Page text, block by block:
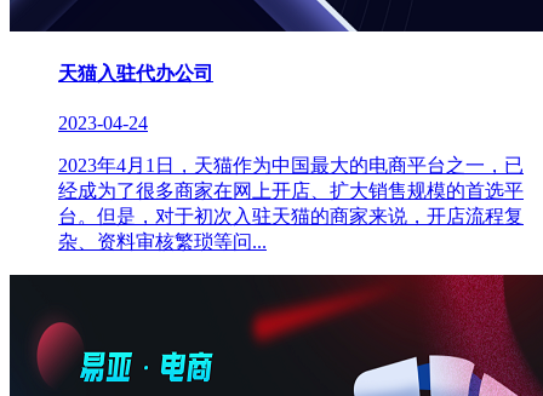
天猫入驻代办公司
2023-04-24
2023年4月1日，天猫作为中国最大的电商平台之一，已
经成为了很多商家在网上开店、扩大销售规模的首选平
台。但是，对于初次入驻天猫的商家来说，开店流程复
杂、资料审核繁琐等问...